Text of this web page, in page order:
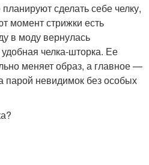
сделать себе челку,
момент стрижки есть
в моду вернулась
челка-шторка. Ее
меняет образ, а главное —
парой невидимок без особых